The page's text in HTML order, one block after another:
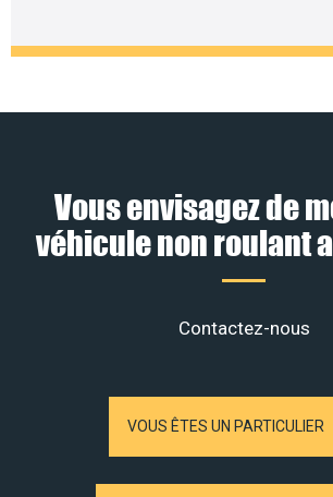
Vous envisagez de
véhicule non roulant
Contactez-nous
VOUS ÊTES UN PARTICULIER